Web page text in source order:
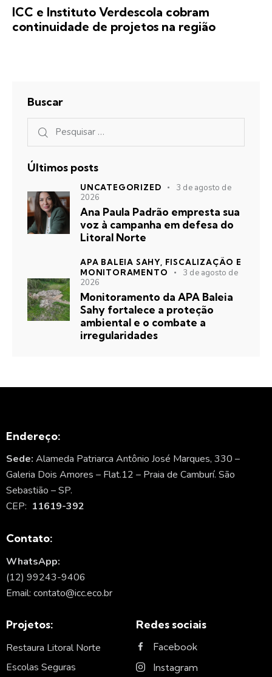
ICC e Instituto Verdescola cobram
continuidade de projetos na região
Buscar
Últimos posts
UNCATEGORIZED
3 de agosto de
2026
Ana Paula Padrão empresta sua
voz à campanha em defesa do
Litoral Norte
APA BALEIA SAHY, FISCALIZAÇÃO E
MONITORAMENTO
3 de agosto de
2026
Monitoramento da APA Baleia
Sahy fortalece a proteção
ambiental e o combate a
irregularidades
Endereço:
Sede: Alameda Patriarca Antônio José Marques, 330 –
Galeria Dois Amores – Flat.12 – Praia de Camburí. São
Sebastião – SP.
CEP: 11619-392
Contato:
WhatsApp:
(12) 99243-9406
Email: contato@icc.eco.br
Projetos:
Restaura Litoral Norte
Escolas Seguras
Redes sociais
Facebook
Instagram